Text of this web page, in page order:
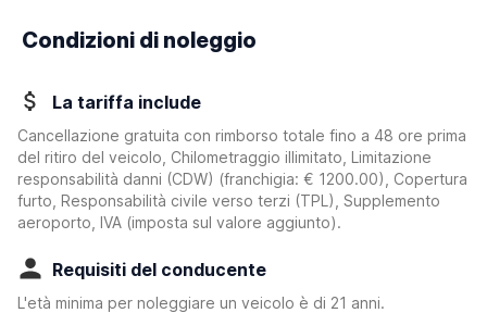
Condizioni di noleggio
La tariffa include
Cancellazione gratuita con rimborso totale fino a 48 ore prima
del ritiro del veicolo, Chilometraggio illimitato, Limitazione
responsabilità danni (CDW) (franchigia: € 1200.00)
, Copertura
furto, Responsabilità civile verso terzi (TPL), Supplemento
aeroporto, IVA (imposta sul valore aggiunto).
Requisiti del conducente
L'età minima per noleggiare un veicolo è di 21 anni.